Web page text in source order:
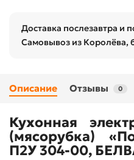
Доставка послезавтра и
Самовывоз из Королёва,
Описание Отзывы 0
Кухонная
(мясорубка)
П2У 304-00,